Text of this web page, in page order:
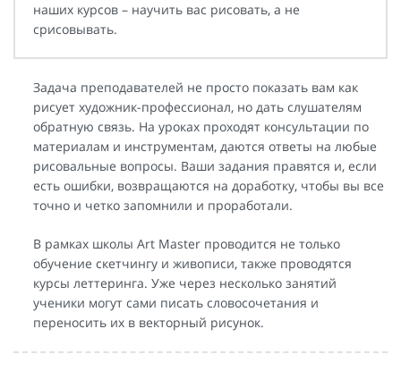
наших курсов – научить вас рисовать, а не
срисовывать.
Задача преподавателей не просто показать вам как
рисует художник-профессионал, но дать слушателям
обратную связь. На уроках проходят консультации по
материалам и инструментам, даются ответы на любые
рисовальные вопросы. Ваши задания правятся и, если
есть ошибки, возвращаются на доработку, чтобы вы все
точно и четко запомнили и проработали.
В рамках школы Art Master проводится не только
обучение скетчингу и живописи, также проводятся
курсы леттеринга. Уже через несколько занятий
ученики могут сами писать словосочетания и
переносить их в векторный рисунок.